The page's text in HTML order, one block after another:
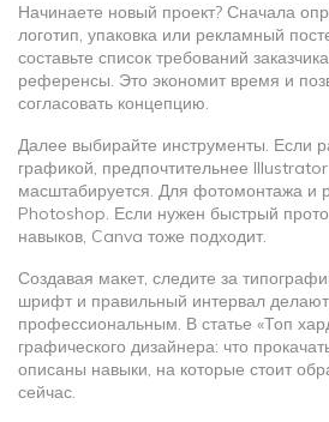
Начинаете новый проект? Сначала
логотип, упаковка или рекламный
составьте список требований
референсы. Это экономит время и
согласовать концепцию.
Далее выбирайте инструменты. Если
графикой, предпочтительнее
масштабируется. Для фотомонтажа и
Photoshop. Если нужен быстрый
навыков, Canva тоже подходит.
Создавая макет, следите за
шрифт и правильный интервал
профессиональным. В статье «Топ
графического дизайнера: что
описаны навыки, на которые стоит
сейчас.